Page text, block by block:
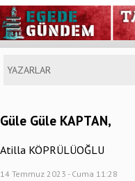
YAZARLAR
Güle Güle KAPTAN,
Atilla KÖPRÜLÜOĞLU
14 Temmuz 2023 - Cuma 11:28